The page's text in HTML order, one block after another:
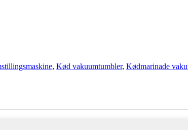
, Kød vakuumtumbler, Kødmarinade